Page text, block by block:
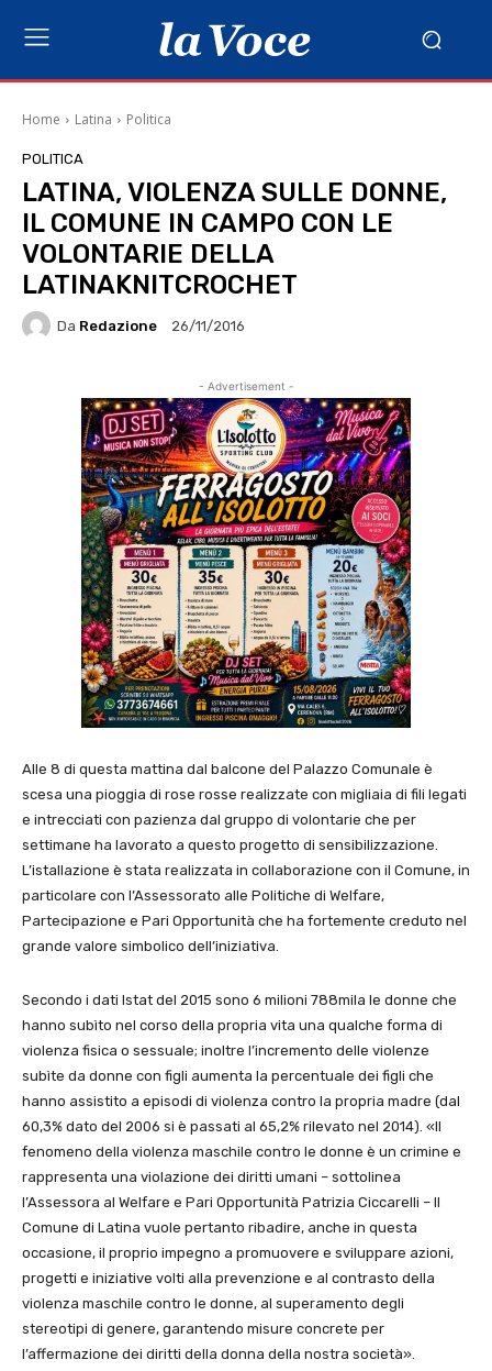
Home Latina Politica
POLITICA
LATINA, VIOLENZA SULLE DONNE,
IL COMUNE IN CAMPO CON LE
VOLONTARIE DELLA
LATINAKNITCROCHET
Da Redazione 26/11/2016
- Advertisement -
Alle 8 di questa mattina dal balcone del Palazzo Comunale è
scesa una pioggia di rose rosse realizzate con migliaia di fili legati
e intrecciati con pazienza dal gruppo di volontarie che per
settimane ha lavorato a questo progetto di sensibilizzazione.
L’istallazione è stata realizzata in collaborazione con il Comune, in
particolare con l’Assessorato alle Politiche di Welfare,
Partecipazione e Pari Opportunità che ha fortemente creduto nel
grande valore simbolico dell’iniziativa.
Secondo i dati Istat del 2015 sono 6 milioni 788mila le donne che
hanno subìto nel corso della propria vita una qualche forma di
violenza fisica o sessuale; inoltre l’incremento delle violenze
subìte da donne con figli aumenta la percentuale dei figli che
hanno assistito a episodi di violenza contro la propria madre (dal
60,3% dato del 2006 si è passati al 65,2% rilevato nel 2014). «Il
fenomeno della violenza maschile contro le donne è un crimine e
rappresenta una violazione dei diritti umani – sottolinea
l’Assessora al Welfare e Pari Opportunità Patrizia Ciccarelli – Il
Comune di Latina vuole pertanto ribadire, anche in questa
occasione, il proprio impegno a promuovere e sviluppare azioni,
progetti e iniziative volti alla prevenzione e al contrasto della
violenza maschile contro le donne, al superamento degli
stereotipi di genere, garantendo misure concrete per
l’affermazione dei diritti della donna della nostra società».